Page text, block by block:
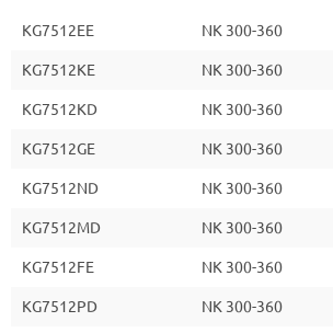
KG7512EE NK 300-360
KG7512KE NK 300-360
KG7512KD NK 300-360
KG7512GE NK 300-360
KG7512ND NK 300-360
KG7512MD NK 300-360
KG7512FE NK 300-360
KG7512PD NK 300-360